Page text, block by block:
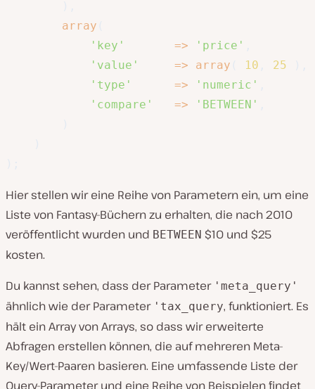
array
'key'
=> 'price'
'value'
=> array 10 25
'type'
=> 'numeric'
'compare'
=> 'BETWEEN'
Hier stellen wir eine Reihe von Parametern ein, um eine
Liste von Fantasy-Büchern zu erhalten, die nach 2010
veröffentlicht wurden und BETWEEN $10 und $25
kosten.
Du kannst sehen, dass der Parameter 'meta_query'
ähnlich wie der Parameter 'tax_query‚ funktioniert. Es
hält ein Array von Arrays, so dass wir erweiterte
Abfragen erstellen können, die auf mehreren Meta-
Key/Wert-Paaren basieren. Eine umfassende Liste der
Query-Parameter und eine Reihe von Beispielen findet